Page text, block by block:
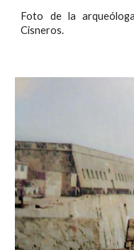
Foto de la
Cisneros.